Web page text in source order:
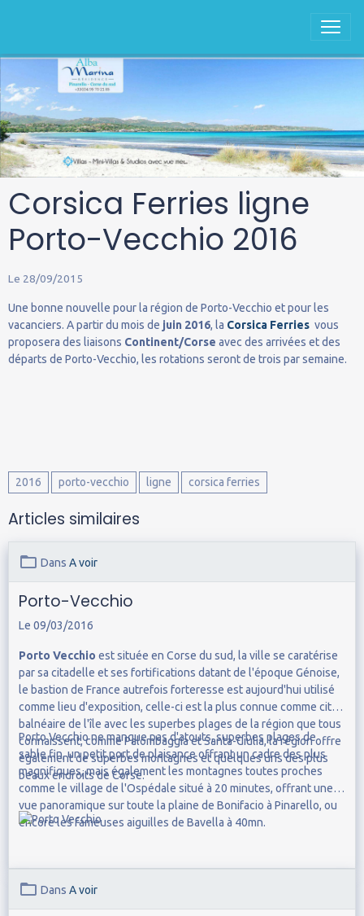
Corsica Ferries ligne
Porto-Vecchio 2016
Le 28/09/2015
Une bonne nouvelle pour la région de Porto-Vecchio et pour les
vacanciers. A partir du mois de juin 2016, la Corsica Ferries vous
proposera des liaisons Continent/Corse avec des arrivées et des
départs de Porto-Vecchio, les rotations seront de trois par semaine.
2016 porto-vecchio ligne corsica ferries
Articles similaires
Dans A voir
Porto-Vecchio
Le 09/03/2016
Porto Vecchio est située en Corse du sud, la ville se caratérise
par sa citadelle et ses fortifications datant de l'époque Génoise,
le bastion de France autrefois forteresse est aujourd'hui utilisé
comme lieu d'exposition, celle-ci est la plus connue comme cité
balnéaire de l'île avec les superbes plages de la région que tous
connaissent, comme Palombaggia et Santa-Giulia, la région offre
également de superbes montagnes et quelques uns des plus
beaux endroits de Corse.
Porto Vecchio ne manque pas d'atouts, superbes plages de
sable fin, un petit port de plaisance offrant un cadre des plus
magnifiques, mais également les montagnes toutes proches
comme le village de l'Ospédale situé à 20 minutes, offrant une
vue panoramique sur toute la plaine de Bonifacio à Pinarello, ou
encore les fameuses aiguilles de Bavella à 40mn.
Dans A voir